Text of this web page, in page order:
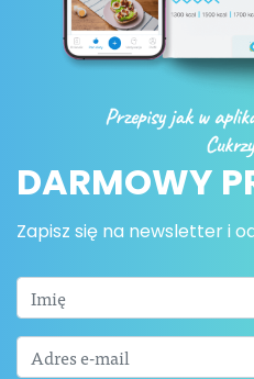
DARMOWY
Zapisz się na newsletter i